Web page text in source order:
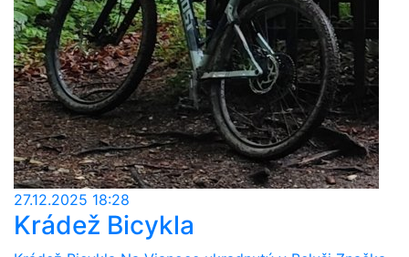
27.12.2025 18:28
Krádež Bicykla